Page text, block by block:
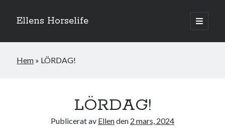
Ellens Horselife
öppna
primär
Sidopanel
Hem » LÖRDAG!
LÖRDAG!
Publicerat av Ellenden 2 mars, 2024